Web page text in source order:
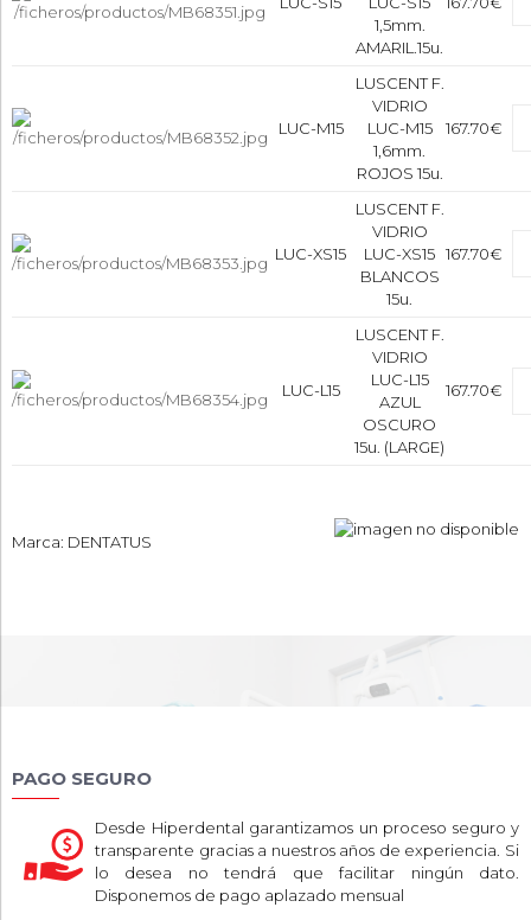
1,5mm.
AMARIL.15u.
LUC-M15
LUSCENT F.
VIDRIO
LUC-M15
1,6mm.
ROJOS 15u.
167.70€
LUC-XS15
LUSCENT F.
VIDRIO
LUC-XS15
BLANCOS
15u.
167.70€
LUC-L15
LUSCENT F.
VIDRIO
LUC-L15
AZUL
OSCURO
15u. (LARGE)
167.70€
Marca: DENTATUS
PAGO SEGURO
Desde Hiperdental garantizamos un proceso seguro y
transparente gracias a nuestros años de experiencia. Si
lo desea no tendrá que facilitar ningún dato.
Disponemos de pago aplazado mensual